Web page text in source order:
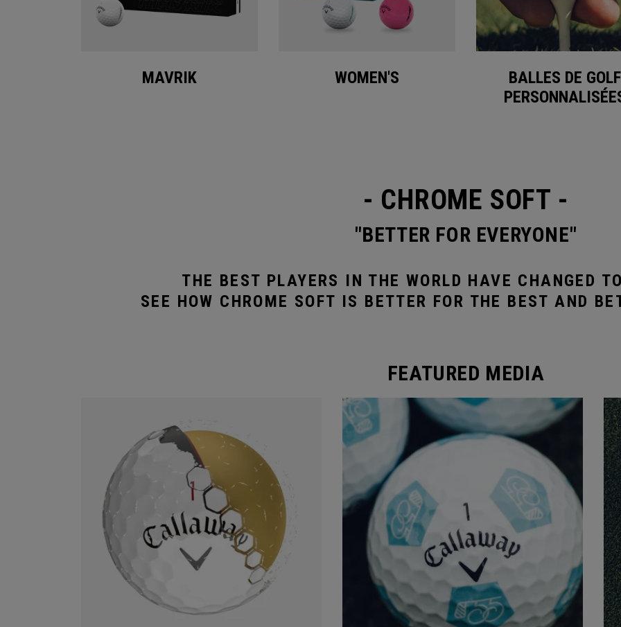
MAVRIK WOMEN'S
BALLES DE GOLF
- CHROME SOFT -
"BETTER FOR EVERYONE"
THE BEST PLAYERS IN THE WORLD HAVE CHANGED
SEE HOW CHROME SOFT IS BETTER FOR THE BEST AND
FEATURED MEDIA